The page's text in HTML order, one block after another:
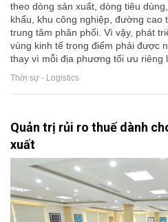
theo dòng sản xuất, dòng tiêu
khẩu, khu công nghiệp, đường
trung tâm phân phối. Vì vậy, phát
vùng kinh tế trọng điểm phải được
thay vì mỗi địa phương tối ưu riêng
Thời sự - Logistics
Quản trị rủi ro thuế dành
xuất